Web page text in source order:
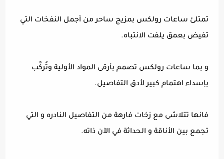
تمتلئ ساعات رولكس بمزيج ساحر من أجمل النفخات التي
تفيض بعمق يلفت الانتباه.
و بما ساعات رولكس تصمم بأرقى المواد الأولية وتُركَّب
بإسداء اهتمام كبير لأدق التفاصيل.
فانها تتلاشى مع زخات فارهة من التفاصيل النادره و التي
تجمع بين الأناقة و الحداثة في الآن ذاته.